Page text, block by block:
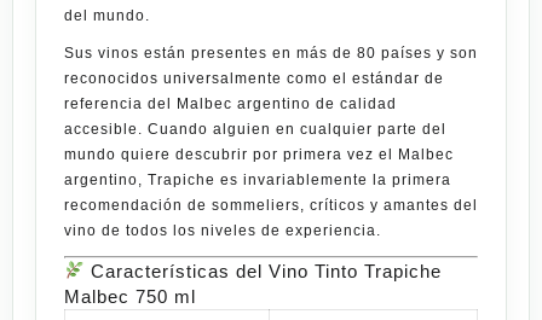
del mundo.
Sus vinos están presentes en más de 80 países y son
reconocidos universalmente como el estándar de
referencia del Malbec argentino de calidad
accesible. Cuando alguien en cualquier parte del
mundo quiere descubrir por primera vez el Malbec
argentino, Trapiche es invariablemente la primera
recomendación de sommeliers, críticos y amantes del
vino de todos los niveles de experiencia.
Características del Vino Tinto Trapiche
Malbec 750 ml